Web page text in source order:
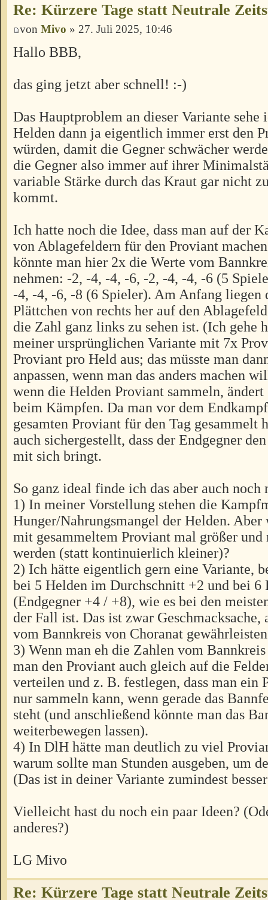
Re: Kürzere Tage statt Neutrale
von Mivo » 27. Juli 2025, 10:46
Hallo BBB,
das ging jetzt aber schnell! :-)
Das Hauptproblem an dieser Variante sehe
Helden dann ja eigentlich immer erst den
würden, damit die Gegner schwächer
die Gegner also immer auf ihrer
variable Stärke durch das Kraut gar nicht
kommt.
Ich hatte noch die Idee, dass man auf der
von Ablagefeldern für den Proviant
könnte man hier 2x die Werte vom
nehmen: -2, -4, -4, -6, -2, -4, -4, -6 (5
-4, -4, -6, -8 (6 Spieler). Am Anfang liegen
Plättchen von rechts her auf den
die Zahl ganz links zu sehen ist. (Ich gehe
meiner ursprünglichen Variante mit 7x
Proviant pro Held aus; das müsste man
anpassen, wenn man das anders machen
wenn die Helden Proviant sammeln,
beim Kämpfen. Da man vor dem
gesamten Proviant für den Tag gesammelt
auch sichergestellt, dass der Endgegner
mit sich bringt.
So ganz ideal finde ich das aber auch noch
1) In meiner Vorstellung stehen die
Hunger/Nahrungsmangel der Helden.
mit gesammeltem Proviant mal größer
werden (statt kontinuierlich kleiner)?
2) Ich hätte eigentlich gern eine Variante,
bei 5 Helden im Durchschnitt +2 und bei 6
(Endgegner +4 / +8), wie es bei den
der Fall ist. Das ist zwar Geschmacksache,
vom Bannkreis von Choranat
3) Wenn man eh die Zahlen vom
man den Proviant auch gleich auf die
verteilen und z. B. festlegen, dass man ein
nur sammeln kann, wenn gerade das
steht (und anschließend könnte man das
weiterbewegen lassen).
4) In DlH hätte man deutlich zu viel
warum sollte man Stunden ausgeben, um
(Das ist in deiner Variante zumindest
Vielleicht hast du noch ein paar Ideen?
anderes?)
LG Mivo
Re: Kürzere Tage statt Neutrale